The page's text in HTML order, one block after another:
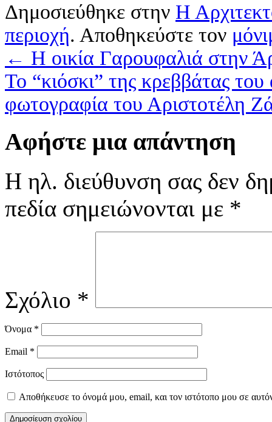
Δημοσιεύθηκε στην Η
περιοχή. Αποθηκεύστε τον
← Η οικία Γαρουφαλιά στην
Το “κιόσκι” της κρεββάτας
φωτογραφία του Αριστοτέλη
Αφήστε μια απάντηση
Η ηλ. διεύθυνση σας δεν
πεδία σημειώνονται με *
Σχόλιο *
Όνομα *
Email *
Ιστότοπος
Αποθήκευσε το όνομά μου, email, και τον ιστότοπο μου σε